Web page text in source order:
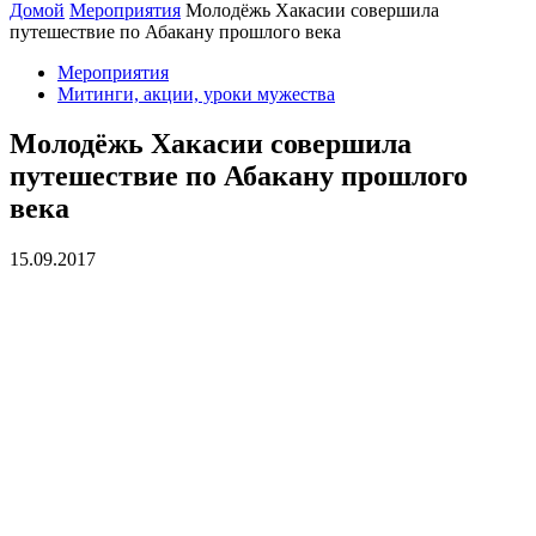
Домой Мероприятия Молодёжь Хакасии совершила
путешествие по Абакану прошлого века
Мероприятия
Митинги, акции, уроки мужества
Молодёжь Хакасии совершила
путешествие по Абакану прошлого
века
15.09.2017